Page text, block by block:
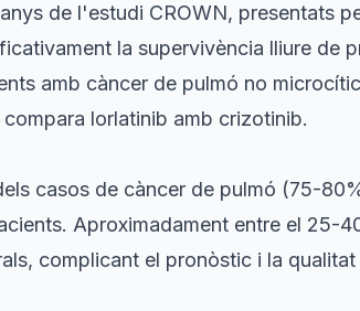
de l'estudi CROWN, presentats
la supervivència lliure de
amb càncer de pulmó no
lorlatinib amb crizotinib.
casos de càncer de pulmó (75-
Aproximadament entre el 25-
complicant el pronòstic i la qualitat